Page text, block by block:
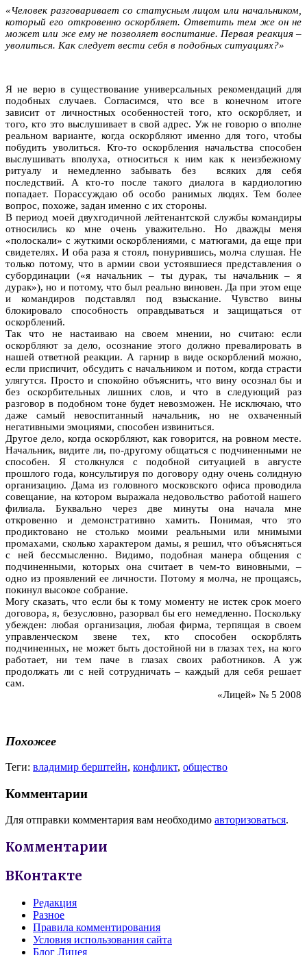
«Человек разговаривает со статусным лицом или начальником,
который его откровенно оскорбляет. Ответить тем же он не
может или же ему не позволяет воспитание. Первая реакция –
уволиться. Как следует вести себя в подобных ситуациях?»
Я не верю в существование универсальных рекомендаций для
подобных случаев. Согласимся, что все в конечном итоге
зависит от личностных особенностей того, кто оскорбляет, и
того, кто это выслушивает в свой адрес. Уж не говорю о вполне
реальном варианте, когда оскорбляют именно для того, чтобы
побудить уволиться. Кто-то оскорбления начальства способен
выслушивать вполуха, относиться к ним как к неизбежному
ритуалу и немедленно забывать без всяких для себя
последствий. А кто-то после такого диалога в кардиологию
попадает. Порассуждаю об особо ранимых людях. Тем более
вопрос, похоже, задан именно с их стороны.
В период моей двухгодичной лейтенантской службы командиры
относились ко мне очень уважительно. Но дважды меня
«полоскали» с жуткими оскорблениями, с матюгами, да еще при
свидетелях. И оба раза я стоял, понурившись, молча слушая. Не
только потому, что в армии свои устоявшиеся представления о
субординации («я начальник – ты дурак, ты начальник – я
дурак»), но и потому, что был реально виновен. Да при этом еще
и командиров подставлял под взыскание. Чувство вины
блокировало способность оправдываться и защищаться от
оскорблений.
Так что не настаиваю на своем мнении, но считаю: если
оскорбляют за дело, осознание этого должно превалировать в
нашей ответной реакции. А гарнир в виде оскорблений можно,
если приспичит, обсудить с начальником и потом, когда страсти
улягутся. Просто и спокойно объяснить, что вину осознал бы и
без оскорбительных лишних слов, и что в следующий раз
разговор в подобном тоне будет невозможен. Не исключаю, что
даже самый невоспитанный начальник, но не охваченный
негативными эмоциями, способен извиниться.
Другое дело, когда оскорбляют, как говорится, на ровном месте.
Начальник, видите ли, по-другому общаться с подчиненными не
способен. Я столкнулся с подобной ситуацией в августе
прошлого года, консультируя по договору одну очень солидную
организацию. Дама из головного московского офиса проводила
совещание, на котором выражала недовольство работой нашего
филиала. Буквально через две минуты она начала мне
откровенно и демонстративно хамить. Понимая, что это
продиктовано не столько моими реальными или мнимыми
промахами, сколько характером дамы, я решил, что объясняться
с ней бессмысленно. Видимо, подобная манера общения с
подчиненными, которых она считает в чем-то виновными, –
одно из проявлений ее личности. Потому я молча, не прощаясь,
покинул высокое собрание.
Могу сказать, что если бы к тому моменту не истек срок моего
договора, я, безусловно, разорвал бы его немедленно. Поскольку
убежден: любая организация, любая фирма, терпящая в своем
управленческом звене тех, кто способен оскорблять
подчиненных, не может быть достойной ни в глазах тех, на кого
работает, ни тем паче в глазах своих работников. А уж
продолжать ли с ней сотрудничать – каждый для себя решает
сам.
«Лицей» № 5 2008
Похожее
Теги: владимир берштейн, конфликт, общество
Комментарии
Для отправки комментария вам необходимо авторизоваться.
Комментарии
ВКонтакте
Редакция
Разное
Правила комментирования
Условия использования сайта
Блог Лицея